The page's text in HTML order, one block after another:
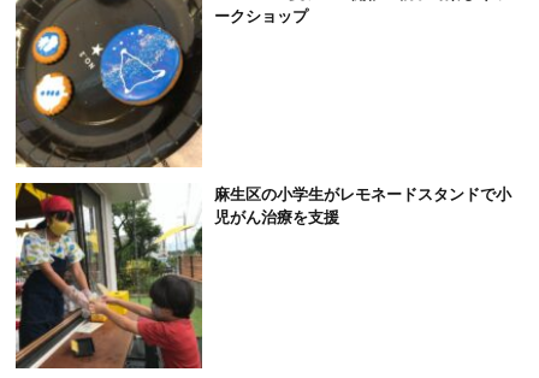
ークショップ
麻生区の小学生がレモネードスタンドで小
児がん治療を支援